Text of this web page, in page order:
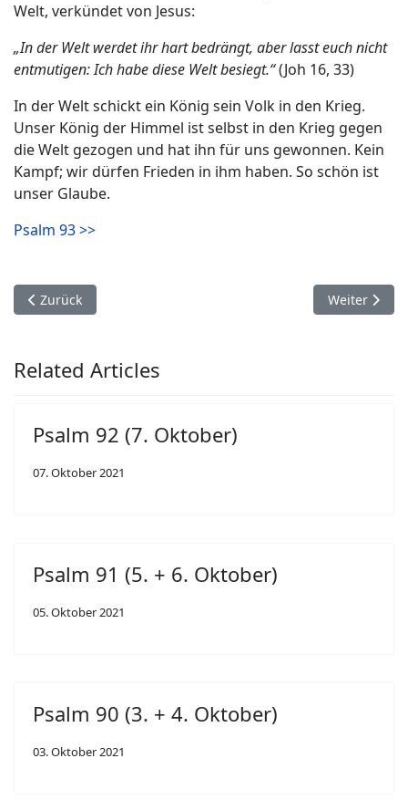
Welt, verkündet von Jesus:
„In der Welt werdet ihr hart bedrängt, aber lasst euch nicht
entmutigen: Ich habe diese Welt besiegt.“(Joh 16, 33)
In der Welt schickt ein König sein Volk in den Krieg.
Unser König der Himmel ist selbst in den Krieg gegen
die Welt gezogen und hat ihn für uns gewonnen. Kein
Kampf; wir dürfen Frieden in ihm haben. So schön ist
unser Glaube.
Psalm 93 >>
Vorheriger Beitrag: Psalm 92 (7. Oktober)
Zurück Nächster
Weiter
Related Articles
Psalm 92 (7. Oktober)
07. Oktober 2021
Psalm 91 (5. + 6. Oktober)
05. Oktober 2021
Psalm 90 (3. + 4. Oktober)
03. Oktober 2021